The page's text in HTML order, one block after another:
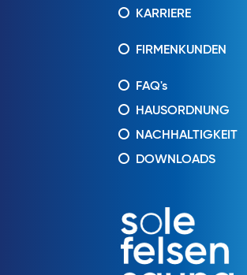
KARRIERE
FIRMENKUNDEN
FAQ's
HAUSORDNUNG
NACHHALTIGKEIT
DOWNLOADS